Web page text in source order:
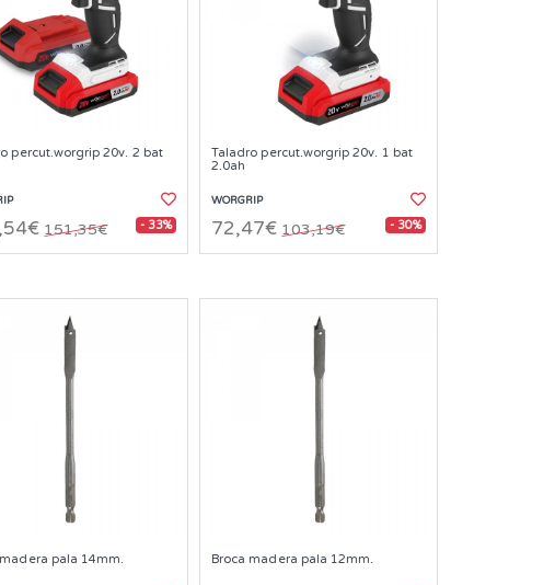
percut.worgrip 20v. 2 bat
151,35€ - 33%
Taladro percut.worgrip 20v. 1 bat
2.0ah
WORGRIP
72,47€ 103,19€ - 30%
pala 14mm. Broca madera pala 12mm.